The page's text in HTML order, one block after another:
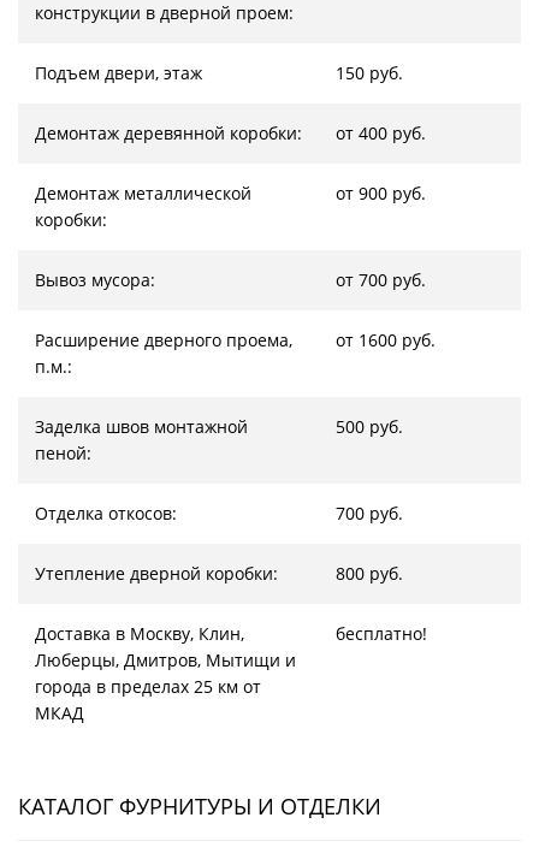
конструкции в дверной проем:
Подъем двери, этаж 150 руб.
Демонтаж деревянной коробки: от 400 руб.
Демонтаж металлической
коробки:
от 900 руб.
Вывоз мусора: от 700 руб.
Расширение дверного проема,
п.м.:
от 1600 руб.
Заделка швов монтажной
пеной:
500 руб.
Отделка откосов: 700 руб.
Утепление дверной коробки: 800 руб.
Доставка в Москву, Клин,
Люберцы, Дмитров, Мытищи и
города в пределах 25 км от
МКАД
бесплатно!
КАТАЛОГ ФУРНИТУРЫ И ОТДЕЛКИ